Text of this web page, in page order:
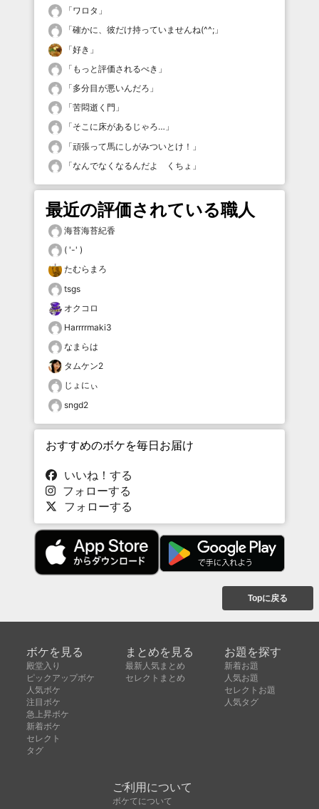
「ワロタ 」
「確かに、彼だけ持っていませんね(^^; 」
「好き 」
「 もっと評価されるべき 」
「多分目が悪いんだろ 」
「苦悶逝く門 」
「そこに床があるじゃろ… 」
「頑張って馬にしがみついとけ！ 」
「なんでなくなるんだよ くちょ 」
最近の評価されている職人
海苔海苔紀香
( '-' )
たむらまろ
tsgs
オクコロ
Harrrrmaki3
なまらは
タムケン2
じょにぃ
sngd2
おすすめのボケを毎日お届け
いいね！する
フォローする
フォローする
Topに戻る
ボケを見る
殿堂入り
ピックアップボケ
人気ボケ
注目ボケ
急上昇ボケ
新着ボケ
セレクト
タグ
まとめを見る
最新人気まとめ
セレクトまとめ
お題を探す
新着お題
人気お題
セレクトお題
人気タグ
ご利用について
ボケてについて